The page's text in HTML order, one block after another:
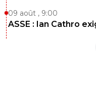
09 août , 9:00
ASSE : Ian Cathro